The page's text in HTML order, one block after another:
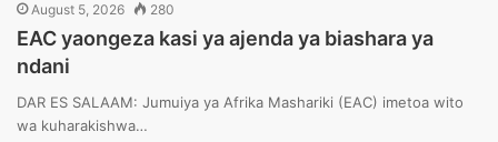
August 5, 2026 280
EAC yaongeza kasi ya ajenda ya biashara ya
ndani
DAR ES SALAAM: Jumuiya ya Afrika Mashariki (EAC) imetoa wito
wa kuharakishwa…